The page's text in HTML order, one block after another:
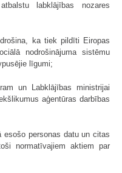
labklājības nozares
ka tiek pildīti Eiropas
nodrošinājuma sistēmu
līgumi;
un Labklājības ministrijai
aģentūras darbības
esošo personas datu un citas
normatīvajiem aktiem par